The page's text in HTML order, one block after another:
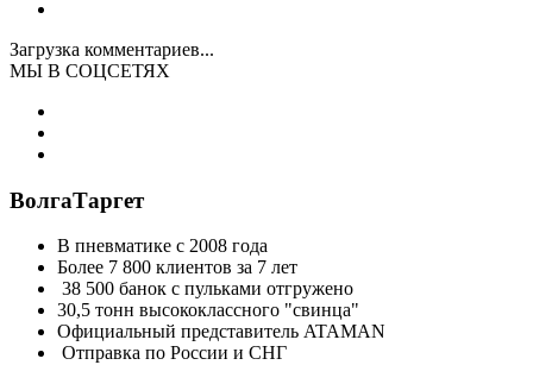
Загрузка комментариев...
МЫ В СОЦСЕТЯХ
ВолгаТаргет
В пневматике с 2008 года
Более 7 800 клиентов за 7 лет
38 500 банок с пульками отгружено
30,5 тонн высококлассного "свинца"
Официальный представитель ATAMAN
Отправка по России и СНГ